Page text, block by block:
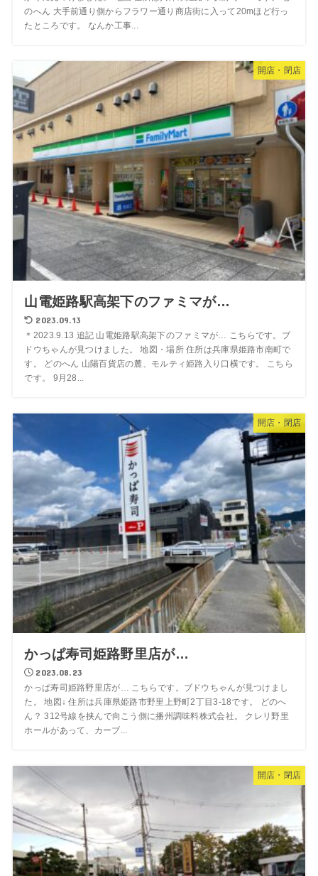
のへん 大手前通り側からフラワー通り商店街に入って20mほど行っ
たところです。 なんか工事...
開店・閉店
山電姫路駅高架下のファミマが…
2023.09.13
＊2023.9.13 追記 山電姫路駅高架下のファミマが… こちらです。ブ
ドウちゃんが見つけました。 地図・場所 住所は兵庫県姫路市南町で
す。 どのへん 山陽百貨店の麓、モルティ姫路入り口横です。 こちら
です。 9月28...
開店・閉店
かっぱ寿司姫路野里店が…
2023.08.23
かっぱ寿司姫路野里店が… こちらです。ブドウちゃんが見つけまし
た。 地図↓ 住所は兵庫県姫路市野里上野町2丁目3-18です。 どのへ
ん？ 312号線を挟んで向こう側に播州調味料株式会社。 クレリ野里
ホールがあって、カーブ...
開店・閉店